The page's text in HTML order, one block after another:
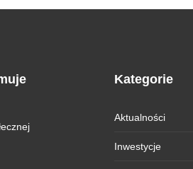
Kategorie
Aktualności
Inwestycje